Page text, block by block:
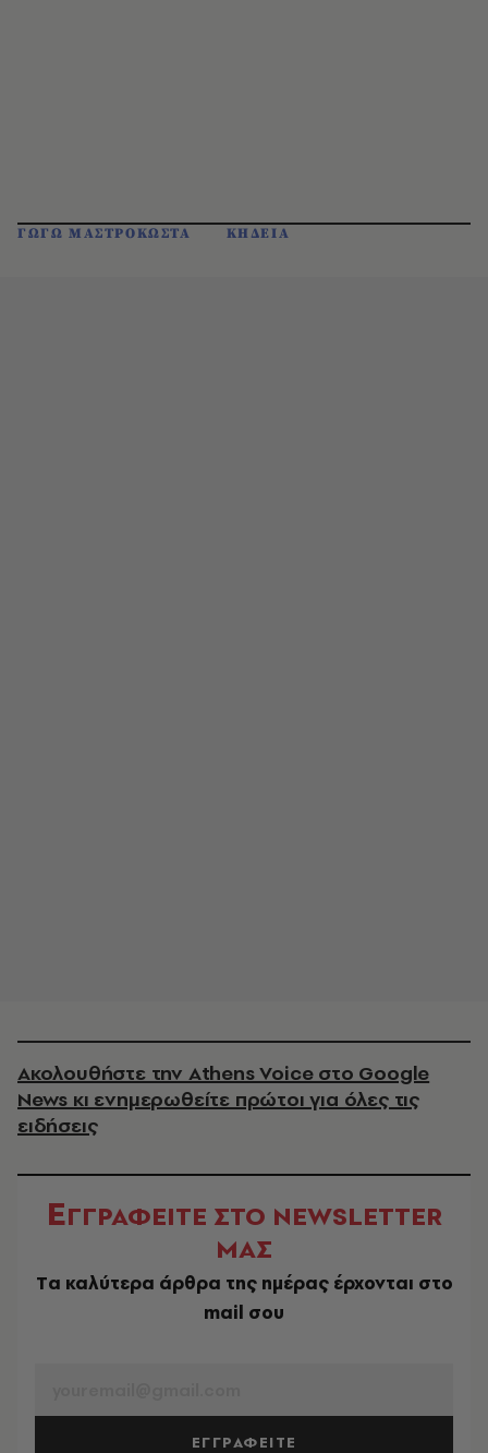
ΓΩΓΩ ΜΑΣΤΡΟΚΩΣΤΑ ΚΗΔΕΙΑ
Ακολουθήστε την Athens Voice στο Google
News κι ενημερωθείτε πρώτοι για όλες τις
ειδήσεις
ΕΓΓΡΑΦΕΙΤΕ ΣΤΟ NEWSLETTER
ΜΑΣ
Tα καλύτερα άρθρα της ημέρας έρχονται στο
mail σου
ΕΓΓΡΑΦΕΙΤΕ